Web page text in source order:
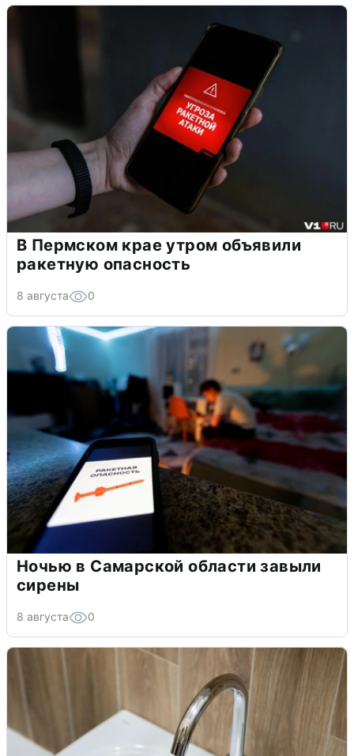
В Пермском крае утром объявили
ракетную опасность
8 августа 0
Ночью в Самарской области завыли
сирены
8 августа 0